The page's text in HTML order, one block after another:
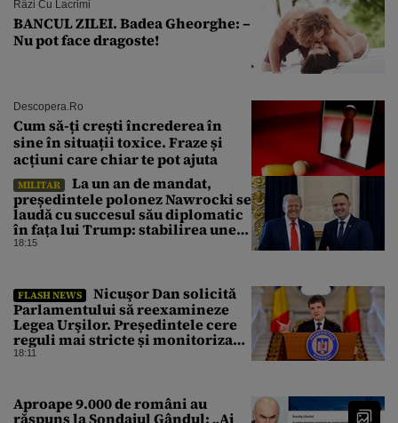
Râzi Cu Lacrimi
BANCUL ZILEI. Badea Gheorghe: –
Nu pot face dragoste!
Descopera.ro
Cum să-ți crești încrederea în
sine în situații toxice. Fraze și
acțiuni care chiar te pot ajuta
MILITAR
La un an de mandat,
președintele polonez Nawrocki se
laudă cu succesul său diplomatic
în fața lui Trump: stabilirea unei
prezențe americane permanente
18:15
FLASH NEWS
Nicuşor Dan solicită
Parlamentului să reexamineze
Legea Urşilor. Președintele cere
reguli mai stricte și monitorizare
în timp real
18:11
Aproape 9.000 de români au
răspuns la Sondajul Gândul: „Ai